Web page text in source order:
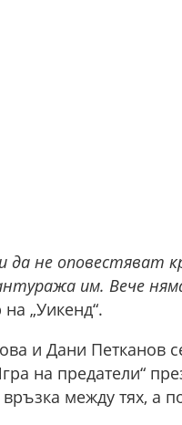
да не оповестяват
им. Вече
„Уикенд“.
и Дани Петканов
на предатели“
между тях, а